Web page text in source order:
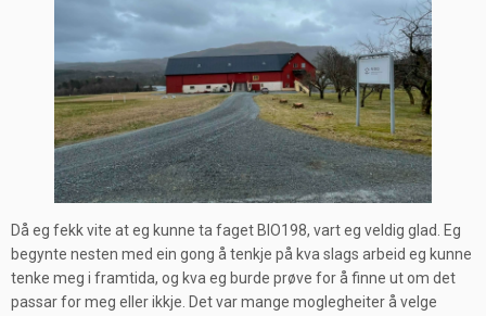
Då eg fekk vite at eg kunne ta faget BIO198, vart eg veldig glad. Eg
begynte nesten med ein gong å tenkje på kva slags arbeid eg kunne
tenke meg i framtida, og kva eg burde prøve for å finne ut om det
passar for meg eller ikkje. Det var mange moglegheiter å velge